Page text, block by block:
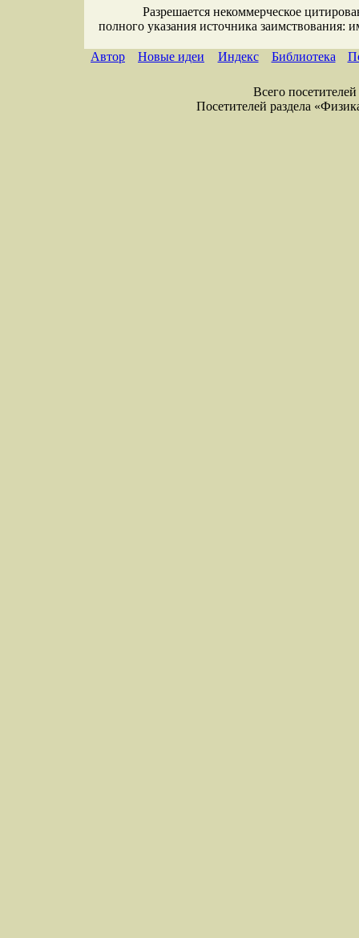
Разрешается некоммерческое
полного указания источника заимствования:
Автор Новые идеи Индекс Библиотека
Всего
Посетителей раздела